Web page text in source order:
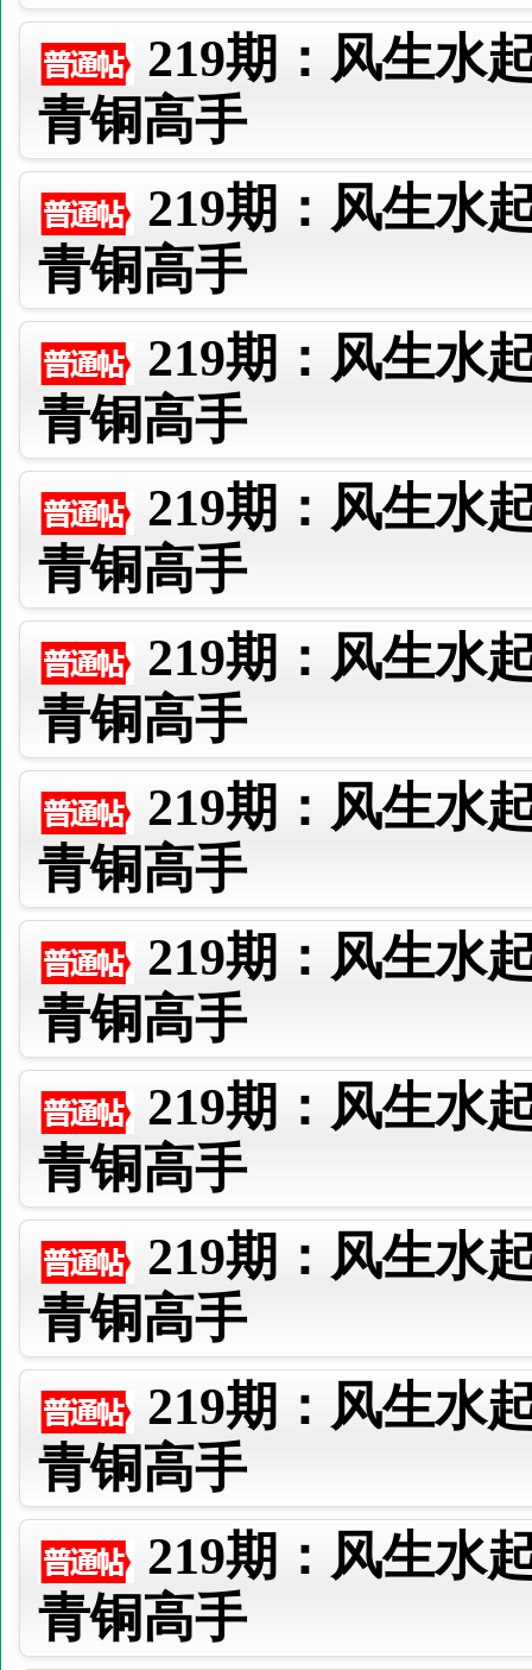
219期：风生水
青铜高手
219期：风生水
青铜高手
219期：风生水
青铜高手
219期：风生水
青铜高手
219期：风生水
青铜高手
219期：风生水
青铜高手
219期：风生水
青铜高手
219期：风生水
青铜高手
219期：风生水
青铜高手
219期：风生水
青铜高手
219期：风生水
青铜高手